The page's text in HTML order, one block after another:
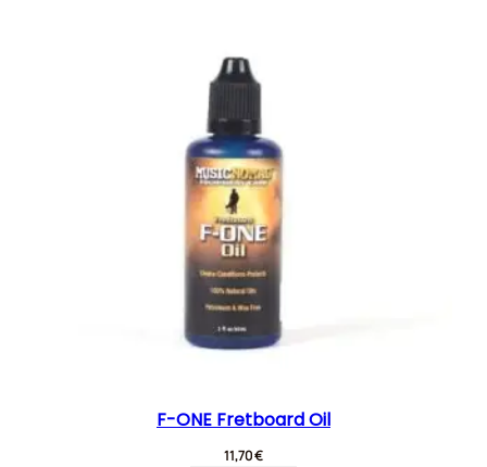
F-ONE Fretboard Oil
11,70€